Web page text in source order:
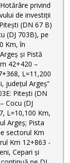
privind
de investiții
(DN 67 B)
(DJ 703B), pe
Km, în
și Pistă
42+420 –
L=11,200
județul Argeș”
Pitești (DN
Cocu (DJ
L=10,100 Km,
Argeș; Pista
sectorul Km
Km 12+863 -
Cepari și